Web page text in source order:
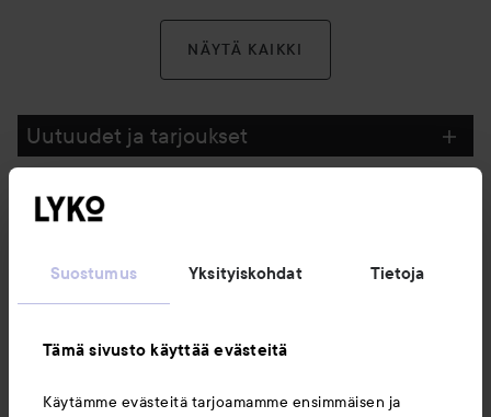
Suostumus Yksityiskohdat Tietoja
Tämä sivusto käyttää evästeitä
Käytämme evästeitä tarjoamamme ensimmäisen ja
NÄYTÄ KAIKKI
Uutuudet ja tarjoukset
Seuraa meitä